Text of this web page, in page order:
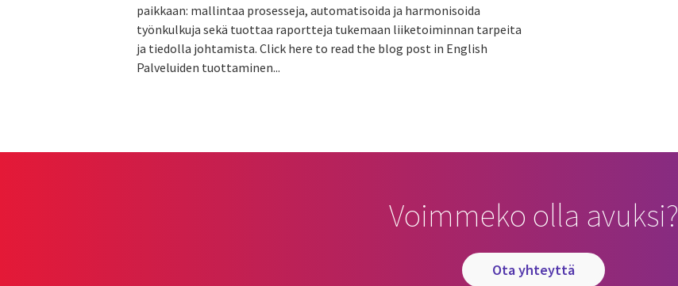
paikkaan: mallintaa prosesseja, automatisoida ja harmonisoida
työnkulkuja sekä tuottaa raportteja tukemaan liiketoiminnan tarpeita
ja tiedolla johtamista. Click here to read the blog post in English
Palveluiden tuottaminen...
Voimmeko olla avuksi?
ota yhteyttä